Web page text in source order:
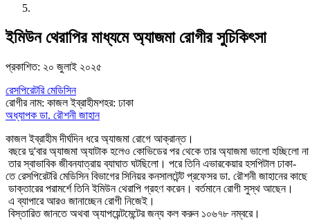
ইমিউন থেরাপির মাধ্যমে অ্যাজমা রোগীর সুচিকিৎসা
প্রকাশিত: ২০ জুলাই ২০২৫
রেসপিরেটরি মেডিসিন
রোগীর নাম: কাজল ইব্রাহীমশহর: ঢাকা
অধ্যাপক ডা. রৌশনী জাহান
কাজল ইব্রাহীম দীর্ঘদিন ধরে অ্যাজমা রোগে আক্রান্ত।
বছরে দু'বার অ্যাজমা অ্যাটাক হলেও কোভিডের পর থেকে তার অ্যাজমা ভালো হচ্ছিলো
তার স্বাভাবিক জীবনযাত্রায় ব্যাঘাত ঘটছিলো। পরে তিনি এভারকেয়ার হসপিটাল ঢাকা-
তে রেসপিরেটরি মেডিসিন বিভাগের সিনিয়র কনসালটেন্ট প্রফেসর ডা. রৌশনী জাহানের
ডাক্তারের পরামর্শে তিনি ইমিউন থেরাপি গ্রহণ করেন। বর্তমানে রোগী সুস্থ আছেন।
এ ব্যাপারে আরও জানাচ্ছেন রোগী নিজেই।
বিস্তারিত জানতে অথবা অ্যাপয়েন্টমেন্টের জন্য কল করুন ১০৬৭৮ নম্বরে।